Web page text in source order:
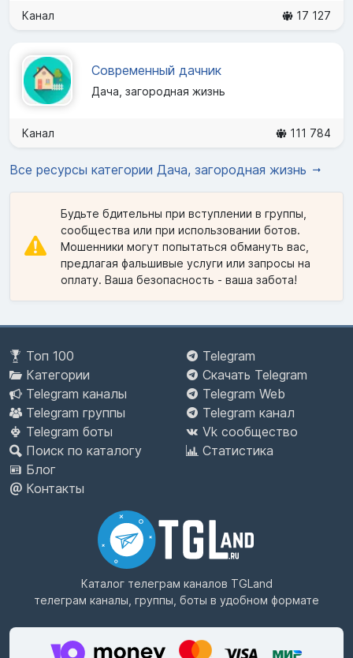
Канал 17 127
Современный дачник
Дача, загородная жизнь
Канал 111 784
Все ресурсы категории Дача, загородная жизнь
Будьте бдительны при вступлении в группы,
сообщества или при использовании ботов.
Мошенники могут попытаться обмануть вас,
предлагая фальшивые услуги или запросы на
оплату. Ваша безопасность - ваша забота!
Топ 100
Категории
Telegram каналы
Telegram группы
Telegram боты
Поиск по каталогу
Блог
Контакты
Telegram
Скачать Telegram
Telegram Web
Telegram канал
Vk сообщество
Статистика
Каталог телеграм каналов TGLand
телеграм каналы, группы, боты в удобном формате